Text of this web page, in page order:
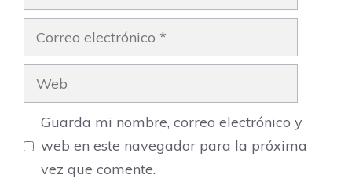
Correo
electrónico
Web
Guarda mi nombre, correo electrónico y
web en este navegador para la próxima
vez que comente.